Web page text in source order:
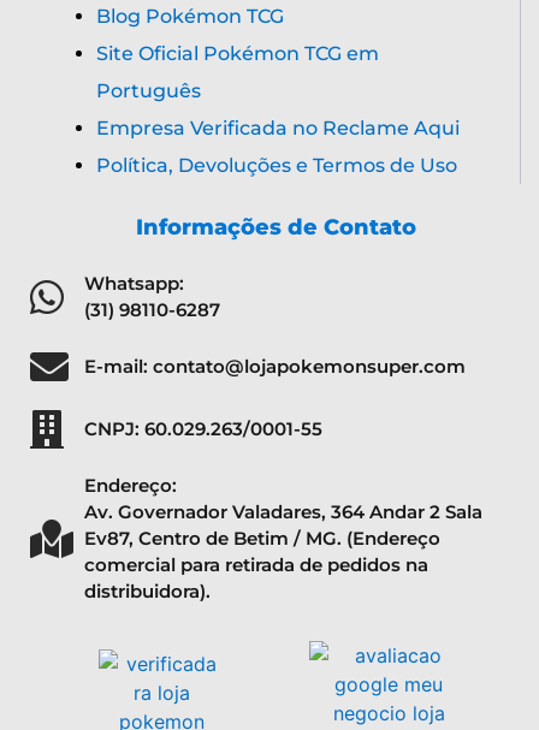
Blog Pokémon TCG
Site Oficial Pokémon TCG em
Português
Empresa Verificada no Reclame Aqui
Política, Devoluções e Termos de Uso
Informações de Contato
Whatsapp:
(31) 98110-6287
E-mail: contato@lojapokemonsuper.com
CNPJ: 60.029.263/0001-55
Endereço:
Av. Governador Valadares, 364 Andar 2 Sala
Ev87, Centro de Betim / MG. (Endereço
comercial para retirada de pedidos na
distribuidora).